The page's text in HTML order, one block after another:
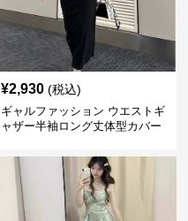
¥2,930 (税込)
ギャルファッション ウエストギ
ャザー半袖ロング丈体型カバー